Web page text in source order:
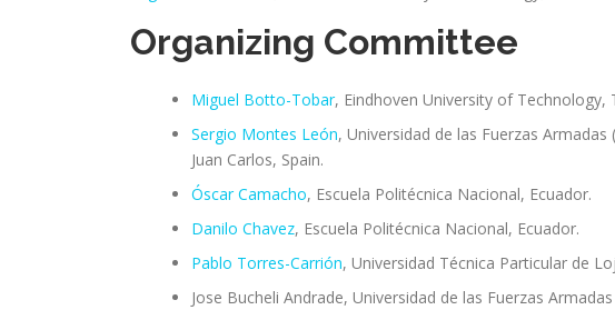
Organizing Committee
Miguel Botto-Tobar, Eindhoven University of Technology,
Sergio Montes León, Universidad de las Fuerzas Armadas
Juan Carlos, Spain.
Óscar Camacho, Escuela Politécnica Nacional, Ecuador.
Danilo Chavez, Escuela Politécnica Nacional, Ecuador.
Pablo Torres-Carrión, Universidad Técnica Particular de
Jose Bucheli Andrade, Universidad de las Fuerzas